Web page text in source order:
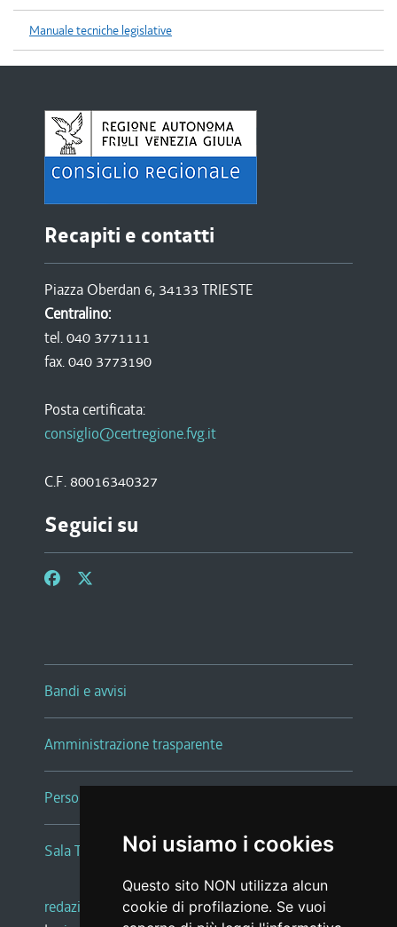
Noi usiamo i cookies
Questo sito NON utilizza alcun
cookie di profilazione. Se vuoi
Manuale tecniche legislative
Recapiti e contatti
Piazza Oberdan 6, 34133 TRIESTE
Centralino:
tel. 040 3771111
fax. 040 3773190
Posta certificata:
consiglio@certregione.fvg.it
C.F. 80016340327
Seguici su
Bandi e avvisi
Amministrazione trasparente
Persone e Uffici
Sala Tiziano Tessitori
redazione web |note legali |glossario